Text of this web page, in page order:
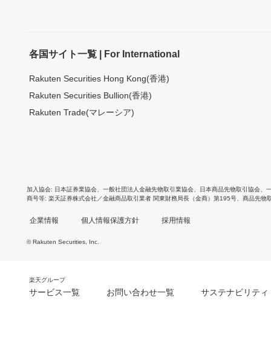
各国サイト一覧 | For International
Rakuten Securities Hong Kong(香港)
Rakuten Securities Bullion(香港)
Rakuten Trade(マレーシア)
加入協会 日本証券業協会 一般社団法人金融先物取引業協会 日本商品先物取引協会
商号等 楽天証券株式会社／金融商品取引業者 関東財務局長（金商）第195号、商品先物
企業情報 個人情報保護方針 採用情報
© Rakuten Securities, Inc.
楽天グループ
サービス一覧 お問い合わせ一覧 サステナビリティ